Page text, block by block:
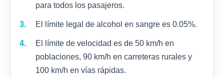
para todos los pasajeros.
El límite legal de alcohol en sangre es 0.05%.
El límite de velocidad es de 50 km/h en
poblaciones, 90 km/h en carreteras rurales y
100 km/h en vías rápidas.